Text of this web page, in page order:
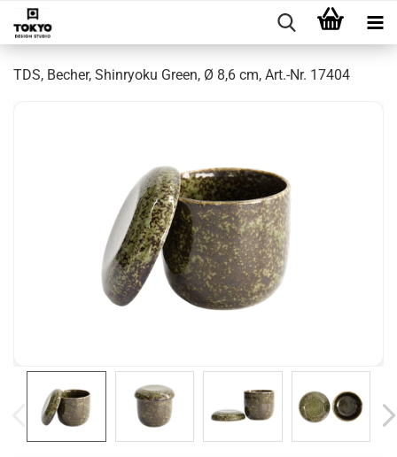
TDS, Becher, Shinryoku Green, Ø 8,6 cm, Art.-Nr. 17404